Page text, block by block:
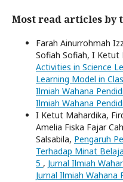
Most read articles by
Farah Ainurrohmah
Sofiah Sofiah, I Ketut
Activities in Science
Learning Model in
Ilmiah Wahana
Ilmiah Wahana
I Ketut Mahardika,
Amelia Fiska Fajar
Salsabila, Pengaruh
Terhadap Minat
5 , Jurnal Ilmiah
Jurnal Ilmiah Wahana